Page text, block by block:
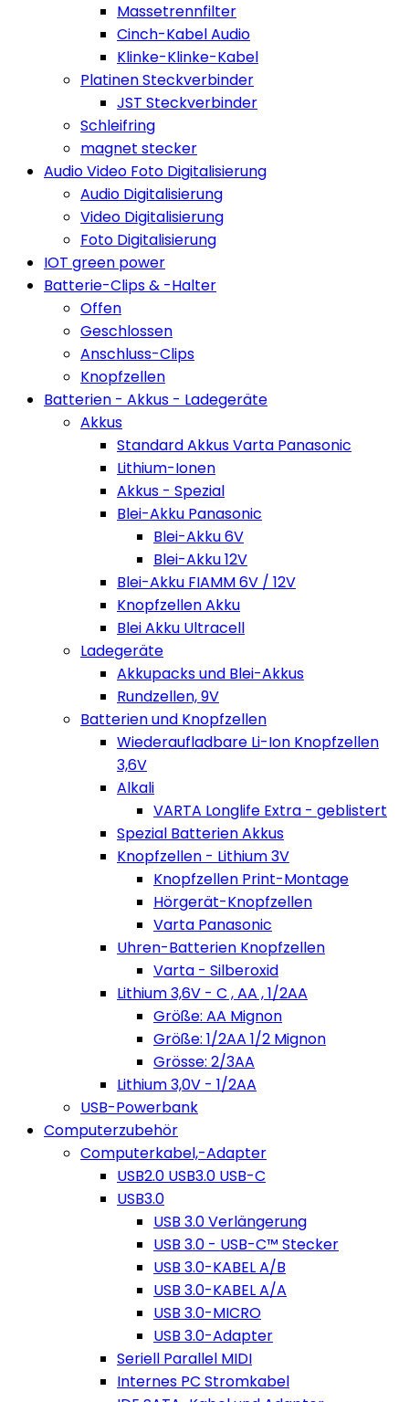
Massetrennfilter
Cinch-Kabel Audio
Klinke-Klinke-Kabel
Platinen Steckverbinder
JST Steckverbinder
Schleifring
magnet stecker
Audio Video Foto Digitalisierung
Audio Digitalisierung
Video Digitalisierung
Foto Digitalisierung
IOT green power
Batterie-Clips & -Halter
Offen
Geschlossen
Anschluss-Clips
Knopfzellen
Batterien - Akkus - Ladegeräte
Akkus
Standard Akkus Varta Panasonic
Lithium-Ionen
Akkus - Spezial
Blei-Akku Panasonic
Blei-Akku 6V
Blei-Akku 12V
Blei-Akku FIAMM 6V / 12V
Knopfzellen Akku
Blei Akku Ultracell
Ladegeräte
Akkupacks und Blei-Akkus
Rundzellen, 9V
Batterien und Knopfzellen
Wiederaufladbare Li-Ion Knopfzellen
3,6V
Alkali
VARTA Longlife Extra - geblistert
Spezial Batterien Akkus
Knopfzellen - Lithium 3V
Knopfzellen Print-Montage
Hörgerät-Knopfzellen
Varta Panasonic
Uhren-Batterien Knopfzellen
Varta - Silberoxid
Lithium 3,6V - C , AA , 1/2AA
Größe: AA Mignon
Größe: 1/2AA 1/2 Mignon
Grösse: 2/3AA
Lithium 3,0V - 1/2AA
USB-Powerbank
Computerzubehör
Computerkabel,-Adapter
USB2.0 USB3.0 USB-C
USB3.0
USB 3.0 Verlängerung
USB 3.0 - USB-C™ Stecker
USB 3.0-KABEL A/B
USB 3.0-KABEL A/A
USB 3.0-MICRO
USB 3.0-Adapter
Seriell Parallel MIDI
Internes PC Stromkabel